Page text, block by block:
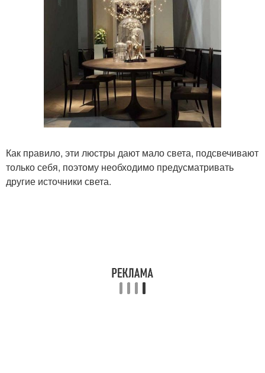
Как правило, эти люстры дают мало света, подсвечивают
только себя, поэтому необходимо предусматривать
другие источники света.